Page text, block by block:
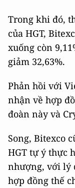
Trong khi đó,
của HGT,
xuống còn
giảm 32,63%.
Phản hồi với
nhận về hợp
đoàn này và
Song, Bitexco
HGT tự ý thực
nhượng, với lý
hợp đồng thế